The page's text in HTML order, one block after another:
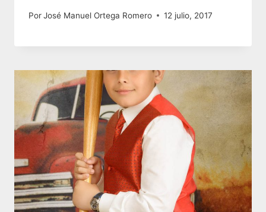
PorJosé Manuel Ortega Romero 12 julio, 2017